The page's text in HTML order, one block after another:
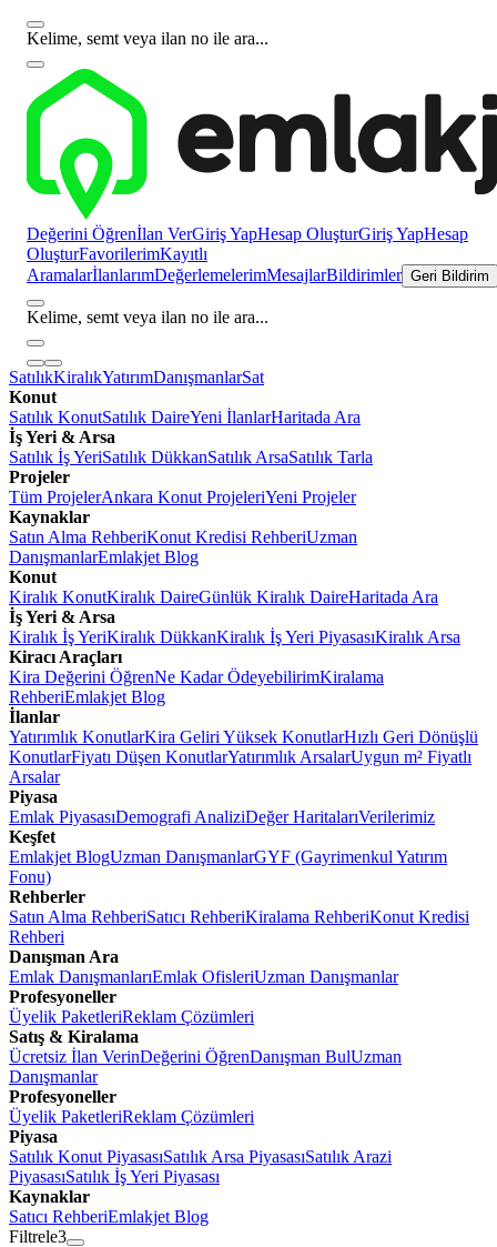
Kelime, semt veya ilan no ile ara...
Değerini Öğrenİlan VerGiriş YapHesap OluşturGiriş YapHesap
OluşturFavorilerimKayıtlı
AramalarİlanlarımDeğerlemelerimMesajlarBildirimler Geri Bildirim
Kelime, semt veya ilan no ile ara...
SatılıkKiralıkYatırımDanışmanlarSat
Konut
Satılık KonutSatılık DaireYeni İlanlarHaritada Ara
İş Yeri & Arsa
Satılık İş YeriSatılık DükkanSatılık ArsaSatılık Tarla
Projeler
Tüm ProjelerAnkara Konut ProjeleriYeni Projeler
Kaynaklar
Satın Alma RehberiKonut Kredisi RehberiUzman
DanışmanlarEmlakjet Blog
Konut
Kiralık KonutKiralık DaireGünlük Kiralık DaireHaritada Ara
İş Yeri & Arsa
Kiralık İş YeriKiralık DükkanKiralık İş Yeri PiyasasıKiralık Arsa
Kiracı Araçları
Kira Değerini ÖğrenNe Kadar ÖdeyebilirimKiralama
RehberiEmlakjet Blog
İlanlar
Yatırımlık KonutlarKira Geliri Yüksek KonutlarHızlı Geri Dönüşlü
KonutlarFiyatı Düşen KonutlarYatırımlık ArsalarUygun m² Fiyatlı
Arsalar
Piyasa
Emlak PiyasasıDemografi AnaliziDeğer HaritalarıVerilerimiz
Keşfet
Emlakjet BlogUzman DanışmanlarGYF (Gayrimenkul Yatırım
Fonu)
Rehberler
Satın Alma RehberiSatıcı RehberiKiralama RehberiKonut Kredisi
Rehberi
Danışman Ara
Emlak DanışmanlarıEmlak OfisleriUzman Danışmanlar
Profesyoneller
Üyelik PaketleriReklam Çözümleri
Satış & Kiralama
Ücretsiz İlan VerinDeğerini ÖğrenDanışman BulUzman
Danışmanlar
Profesyoneller
Üyelik PaketleriReklam Çözümleri
Piyasa
Satılık Konut PiyasasıSatılık Arsa PiyasasıSatılık Arazi
PiyasasıSatılık İş Yeri Piyasası
Kaynaklar
Satıcı RehberiEmlakjet Blog
Filtrele3